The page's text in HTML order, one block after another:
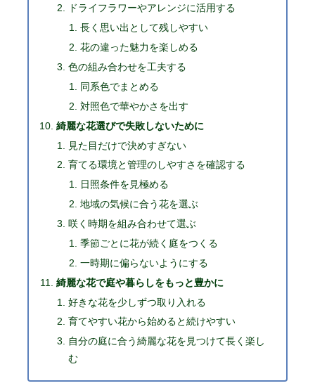
ドライフラワーやアレンジに活用する
長く思い出として残しやすい
花の違った魅力を楽しめる
色の組み合わせを工夫する
同系色でまとめる
対照色で華やかさを出す
綺麗な花選びで失敗しないために
見た目だけで決めすぎない
育てる環境と管理のしやすさを確認する
日照条件を見極める
地域の気候に合う花を選ぶ
咲く時期を組み合わせて選ぶ
季節ごとに花が続く庭をつくる
一時期に偏らないようにする
綺麗な花で庭や暮らしをもっと豊かに
好きな花を少しずつ取り入れる
育てやすい花から始めると続けやすい
自分の庭に合う綺麗な花を見つけて長く楽し
む